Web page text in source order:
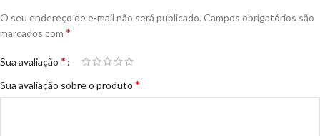
O seu endereço de e-mail não será publicado. Campos obrigatórios são
marcados com *
Sua avaliação *
Sua avaliação sobre o produto *